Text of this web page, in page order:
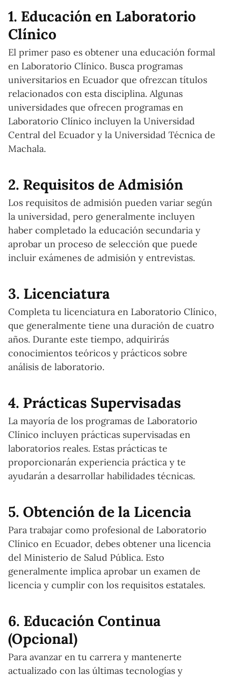
1. Educación en Laboratorio
Clínico
El primer paso es obtener una educación formal
en Laboratorio Clínico. Busca programas
universitarios en Ecuador que ofrezcan títulos
relacionados con esta disciplina. Algunas
universidades que ofrecen programas en
Laboratorio Clínico incluyen la Universidad
Central del Ecuador y la Universidad Técnica de
Machala.
2. Requisitos de Admisión
Los requisitos de admisión pueden variar según
la universidad, pero generalmente incluyen
haber completado la educación secundaria y
aprobar un proceso de selección que puede
incluir exámenes de admisión y entrevistas.
3. Licenciatura
Completa tu licenciatura en Laboratorio Clínico,
que generalmente tiene una duración de cuatro
años. Durante este tiempo, adquirirás
conocimientos teóricos y prácticos sobre
análisis de laboratorio.
4. Prácticas Supervisadas
La mayoría de los programas de Laboratorio
Clínico incluyen prácticas supervisadas en
laboratorios reales. Estas prácticas te
proporcionarán experiencia práctica y te
ayudarán a desarrollar habilidades técnicas.
5. Obtención de la Licencia
Para trabajar como profesional de Laboratorio
Clínico en Ecuador, debes obtener una licencia
del Ministerio de Salud Pública. Esto
generalmente implica aprobar un examen de
licencia y cumplir con los requisitos estatales.
6. Educación Continua
(Opcional)
Para avanzar en tu carrera y mantenerte
actualizado con las últimas tecnologías y